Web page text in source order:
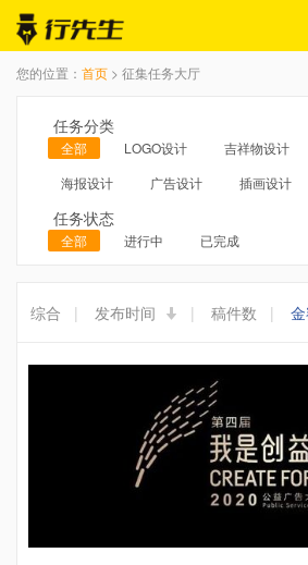
您的位置： 首页 > 征集任务大厅
任务分类
全部 LOGO设计 吉祥物设计
海报设计
广告设计 插画设计
任务状态
全部 进行中 已完成
综合 | 发布时间 | 稿件数 |